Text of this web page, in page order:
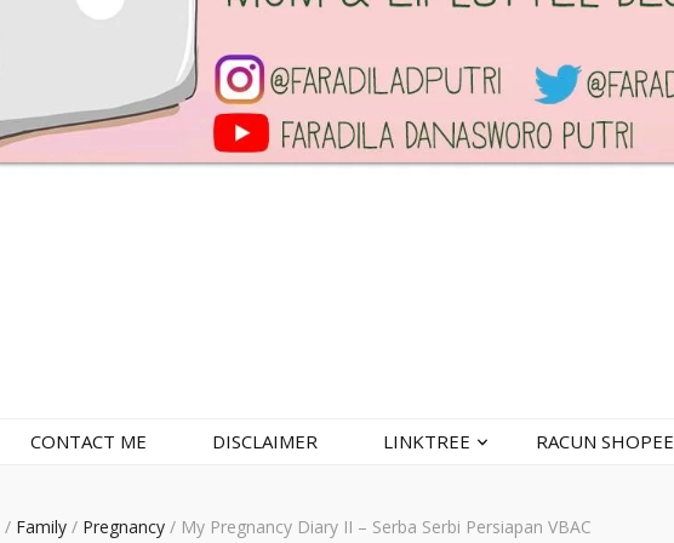
CONTACT ME DISCLAIMER LINKTREE RACUN SHOPEE
/ Family / Pregnancy / My Pregnancy Diary II – Serba Serbi Persiapan VBAC